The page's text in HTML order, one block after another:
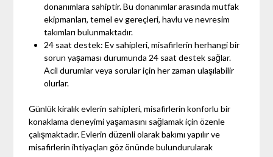
donanımlara sahiptir. Bu donanımlar arasında mutfak
ekipmanları, temel ev gereçleri, havlu ve nevresim
takımları bulunmaktadır.
24 saat destek: Ev sahipleri, misafirlerin herhangi bir
sorun yaşaması durumunda 24 saat destek sağlar.
Acil durumlar veya sorular için her zaman ulaşılabilir
olurlar.
Günlük kiralık evlerin sahipleri, misafirlerin konforlu bir
konaklama deneyimi yaşamasını sağlamak için özenle
çalışmaktadır. Evlerin düzenli olarak bakımı yapılır ve
misafirlerin ihtiyaçları göz önünde bulundurularak